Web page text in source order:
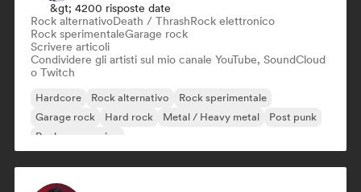
&gt; 4200 risposte date
Rock alternativoDeath / ThrashRock elettronico
Rock sperimentaleGarage rock
Scrivere articoli
Condividere gli artisti sul mio canale YouTube, SoundCloud
o Twitch
Hardcore Rock alternativo
Rock sperimentale
Garage rock
Hard rock Metal / Heavy metal
Post punk
Rock progressivo